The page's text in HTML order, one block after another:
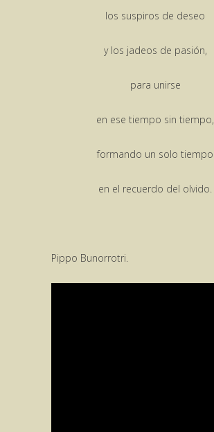
los suspiros de deseo
y los jadeos de pasión,
para unirse
en ese tiempo sin tiempo,
formando un solo tiempo
en el recuerdo del olvido.
Pippo Bunorrotri.